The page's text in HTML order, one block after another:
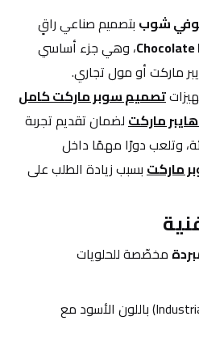
شوب
ماركت أو مول تجاري.
تصميم سوبر ماركت كامل
ماركت
ماركت